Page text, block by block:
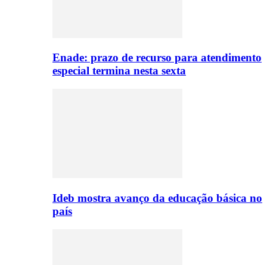
Enade: prazo de recurso para atendimento
especial termina nesta sexta
Ideb mostra avanço da educação básica no
país